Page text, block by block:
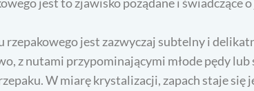
rzepakowego jest zazwyczaj subtelny i
z nutami przypominającymi młode pędy
W miarę krystalizacji, zapach staje się